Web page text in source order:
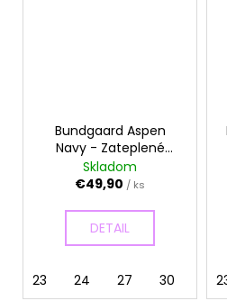
Bundgaard Aspen
Navy - Zateplené
gumáky
Skladom
€49,90 / ks
DETAIL
23 24 27 30